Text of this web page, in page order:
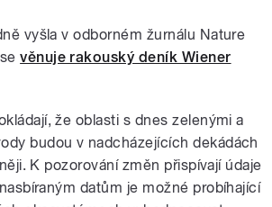
vyšla v odborném žurnálu Nature
sevěnuje rakouský deník Wiener
že oblasti s dnes zelenými a
budou v nadcházejících dekádách
K pozorování změn přispívají údaje
datům je možné probíhající